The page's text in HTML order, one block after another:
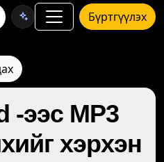
Бүртгүүлэх
-ээс MP3
хэрхэн